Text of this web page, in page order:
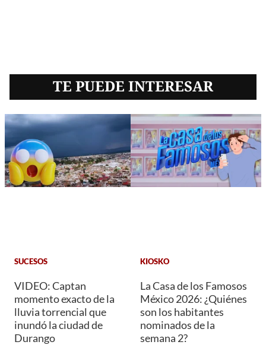
TE PUEDE INTERESAR
SUCESOS
VIDEO: Captan
momento exacto de la
lluvia torrencial que
inundó la ciudad de
Durango
KIOSKO
La Casa de los Famosos
México 2026: ¿Quiénes
son los habitantes
nominados de la
semana 2?